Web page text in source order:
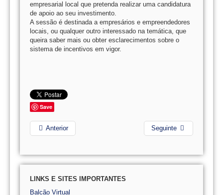
empresarial local que pretenda realizar uma candidatura
de apoio ao seu investimento.
A sessão é destinada a empresários e empreendedores
locais, ou qualquer outro interessado na temática, que
queira saber mais ou obter esclarecimentos sobre o
sistema de incentivos em vigor.
Save
Anterior Seguinte
LINKS E SITES IMPORTANTES
Balcão Virtual